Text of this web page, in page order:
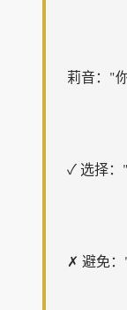
莉音："
✓ 选择：
✗ 避免